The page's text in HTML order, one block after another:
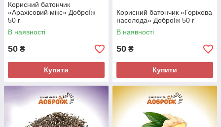
Корисний батончик
«Арахісовий мікс» ДоброЇж
50 г
В наявності
50 ₴
Купити
Корисний батончик «Горіхова
насолода» ДоброЇж 50 г
В наявності
50 ₴
Купити